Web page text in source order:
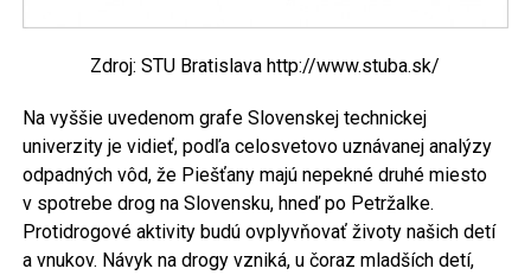
Zdroj: STU Bratislava http://www.stuba.sk/
Na vyššie uvedenom grafe Slovenskej technickej
univerzity je vidieť, podľa celosvetovo uznávanej analýzy
odpadných vôd, že Piešťany majú nepekné druhé miesto
v spotrebe drog na Slovensku, hneď po Petržalke.
Protidrogové aktivity budú ovplyvňovať životy našich detí
a vnukov. Návyk na drogy vzniká, u čoraz mladších detí,